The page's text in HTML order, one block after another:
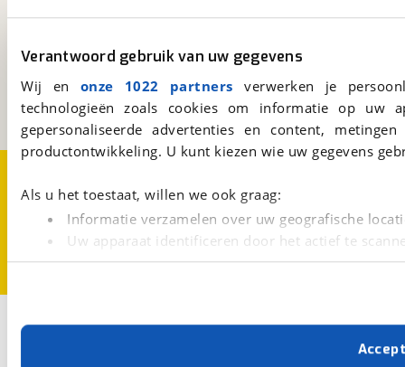
Verantwoord gebruik van uw gegevens
Wij en onze 1022 partners verwerken je
technologieën zoals cookies om informatie op
gepersonaliseerde advertenties en content,
productontwikkeling. U kunt kiezen wie uw gegevens
Als u het toestaat, willen we ook graag:
Informatie verzamelen over uw geografische
Uw apparaat identificeren door het actief te
Lees meer over hoe uw persoonlijke gegevens worden
Met cookies en vergelijkbare technieken zorgen we
cookies zorgen ervoor dat de website goed werkt.
Kosterijland15
Een initiatief van
BOVAG
Cookievoorkeuren
Vacatures